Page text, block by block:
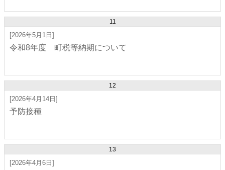
11
[2026年5月1日]
令和8年度 町税等納期について
12
[2026年4月14日]
予防接種
13
[2026年4月6日]